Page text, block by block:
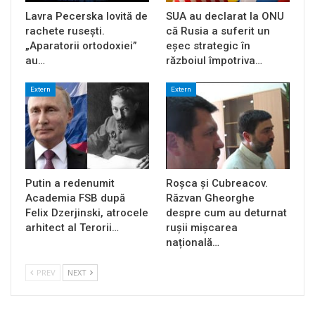
Lavra Pecerska lovită de
rachete rusești.
„Aparatorii ortodoxiei”
au…
SUA au declarat la ONU
că Rusia a suferit un
eșec strategic în
războiul împotriva…
Extern
Putin a redenumit
Academia FSB după
Felix Dzerjinski, atrocele
arhitect al Terorii…
Extern
Roșca și Cubreacov.
Răzvan Gheorghe
despre cum au deturnat
rușii mișcarea
națională…
PREV NEXT